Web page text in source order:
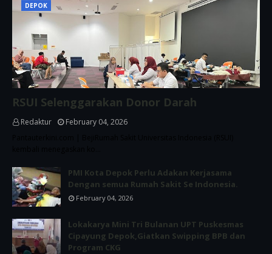
DEPOK
RSUI Selenggarakan Donor Darah
Redaktur
February 04, 2026
PMI Kota Depok Perlu Adakan Kerjasama
Dengan semua Rumah Sakit Se Indonesia.
February 04, 2026
Lokakarya Mini Tri Bulanan UPT Puskesmas
Cipayung Depok,Giatkan Swipping BPB dan
Program CKG